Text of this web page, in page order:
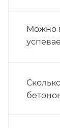
Можно